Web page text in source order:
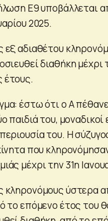
Ε9 υποβάλλεται
2025.
εξ αδιαθέτου
διαθήκη
έτους.
έστω ότι ο Α
παιδιά του,
του. Η
που
μέχρι την 31η
κληρονόμους ύστερα
το επόμενο έτος του